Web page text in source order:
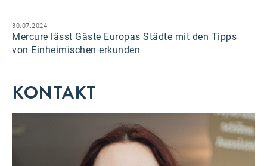
30.07.2024
Mercure lässt Gäste Europas Städte mit den Tipps
von Einheimischen erkunden
KONTAKT